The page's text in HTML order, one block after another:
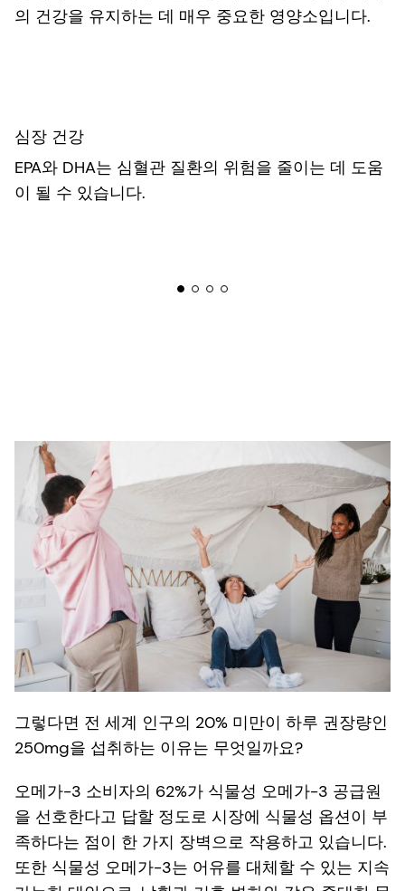
의 건강을 유지하는 데 매우 중요한 영양소입니다.
심장 건강
EPA와 DHA는 심혈관 질환의 위험을 줄이는 데 도움
이 될 수 있습니다.
그렇다면 전 세계 인구의 20% 미만이 하루 권장량인
250mg을 섭취하는 이유는 무엇일까요?
오메가-3 소비자의 62%가 식물성 오메가-3 공급원
을 선호한다고 답할 정도로 시장에 식물성 옵션이 부
족하다는 점이 한 가지 장벽으로 작용하고 있습니다.
또한 식물성 오메가-3는 어유를 대체할 수 있는 지속